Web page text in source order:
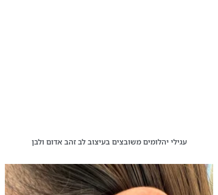
עגילי יהלומים משובצים בעיצוב לב זהב אדום ולבן